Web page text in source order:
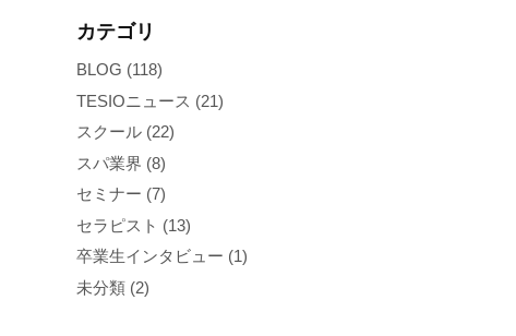
カテゴリ
BLOG (118)
TESIOニュース (21)
スクール(22)
スパ業界 (8)
セミナー (7)
セラピスト (13)
卒業生インタビュー (1)
未分類(2)